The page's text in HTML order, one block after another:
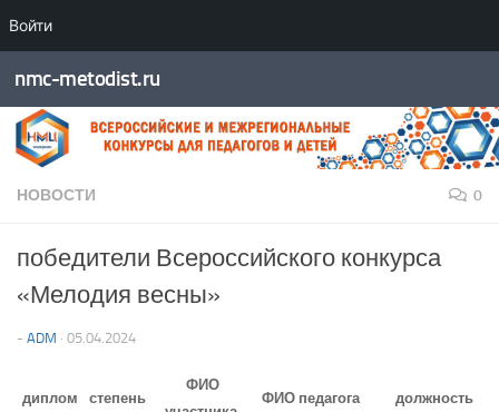
ВойтиПерейти к содержимому
nmc-metodist.ru
НОВОСТИ 0
победители Всероссийского конкурса
«Мелодия весны»
- ADM · 05.04.2024
диплом степень
ФИО
ФИО педагога должность